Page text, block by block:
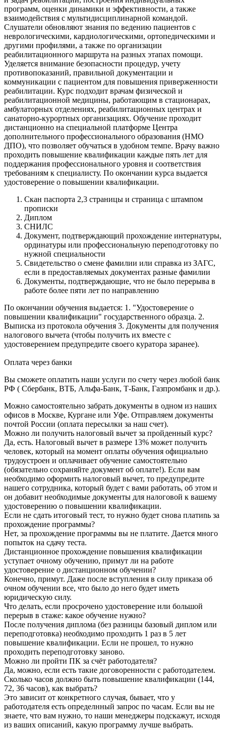
программ, оценки динамики и эффективности, а также
взаимодействия с мультидисциплинарной командой.
Слушатели обновляют знания по ведению пациентов с
неврологическими, кардиологическими, ортопедическими и
другими профилями, а также по организации
реабилитационного маршрута на разных этапах помощи.
Уделяется внимание безопасности процедур, учету
противопоказаний, правильной документации и
коммуникации с пациентом для повышения приверженности
реабилитации. Курс подходит врачам физической и
реабилитационной медицины, работающим в стационарах,
амбулаторных отделениях, реабилитационных центрах и
санаторно-курортных организациях. Обучение проходит
дистанционно на специальной платформе Центра
дополнительного профессионального образования (НМО
ДПО), что позволяет обучаться в удобном темпе. Врачу важно
проходить повышение квалификации каждые пять лет для
поддержания профессионального уровня и соответствия
требованиям к специалисту. По окончании курса выдается
удостоверение о повышении квалификации.
Скан паспорта 2,3 страницы и страница с штампом
прописки
Диплом
СНИЛС
Документ, подтверждающий прохождение интернатуры,
ординатуры или профессиональную переподготовку по
нужной специальности
Свидетельство о смене фамилии или справка из ЗАГС,
если в предоставляемых документах разные фамилии
Документы, подтверждающие, что не было перерыва в
работе более пяти лет по направлению
По окончании обучения выдается: 1. "Удостоверение о
повышении квалификации" государственного образца. 2.
Выписка из протокола обучения 3. Документы для получения
налогового вычета (чтобы получить их вместе с
удостоверением предупредите своего куратора заранее).
Оплата через банки
Вы сможете оплатить наши услуги по счету через любой банк
РФ ( Сбербанк, ВТБ, Альфа-Банк, Т-Банк, Газпромбанк и др.).
Можно самостоятельно забрать документы в одном из наших
офисов в Москве, Кургане или Уфе. Отправляем документы
почтой России (оплата пересылки за наш счет).
Можно ли получить налоговый вычет за пройденный курс?
Да, есть. Налоговый вычет в размере 13% может получить
человек, который на момент оплаты обучения официально
трудоустроен и оплачивает обучение самостоятельно
(обязательно сохраняйте документ об оплате!). Если вам
необходимо оформить налоговый вычет, то предупредите
нашего сотрудника, который будет с вами работать, об этом и
он добавит необходимые документы для налоговой к вашему
удостоверению о повышении квалификации.
Если не сдать итоговый тест, то нужно будет снова платиnь за
прохождение программы?
Нет, за прохождение программы вы не платите. Дается много
попыток на сдачу теста.
Дистанционное прохождение повышения квалификации
уступает очному обучению, примут ли на работе
удостоверение о дистанционном обучении?
Конечно, примут. Даже после вступления в силу приказа об
очном обучении все, что было до него будет иметь
юридическую силу.
Что делать, если просрочено удостоверение или большой
перерыв в стаже: какое обучение нужно?
После получения диплома (без разницы базовый диплом или
переподготовка) необходимо проходить 1 раз в 5 лет
повышение квалификации. Если не прошел, то нужно
проходить переподготовку заново.
Можно ли пройти ПК за счёт работодателя?
Да, можно, если есть такие договоренности с работодателем.
Сколько часов должно быть повышение квалификации (144,
72, 36 часов), как выбрать?
Это зависит от конкретного случая, бывает, что у
работодателя есть определнный запрос по часам. Если вы не
знаете, что вам нужно, то наши менеджеры подскажут, исходя
из ваших описаний, какую программу лучше выбрать.